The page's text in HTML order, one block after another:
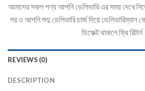
আমাদের সকল পণ্য আপনি ডেলিভারি এর সময় দেখে
পর ও আপনি শুদু ডেলিভারি চার্জ দিয়ে ডেলিভারিম্যান
ডিফেক্ট থাকলে ফ্রি
REVIEWS (0)
DESCRIPTION